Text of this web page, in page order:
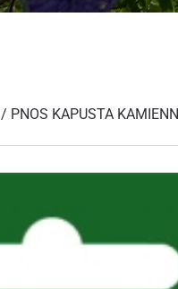
/ PNOS KAPUSTA